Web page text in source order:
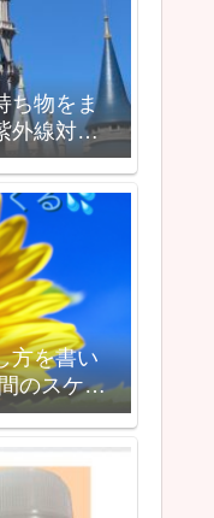
ち物をま
外線対策
方を書い
のスケジ